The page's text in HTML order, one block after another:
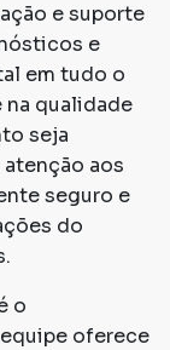
e suporte
e
em tudo o
qualidade
seja
aos
seguro e
do
o
oferece